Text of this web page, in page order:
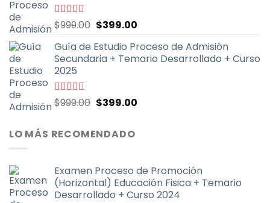
Valorado
con
5
$999.00 El
original
era:
$399.00El
actual
es:
Guía de Estudio Proceso de Admisión
Secundaria + Temario Desarrollado + Curso
2025
Valorado
con
$999.00 El
original
era:
$399.00El
LO MÁS RECOMENDADO
Examen Proceso de Promoción
(Horizontal) Educación Fisica + Temario
Desarrollado + Curso 2024